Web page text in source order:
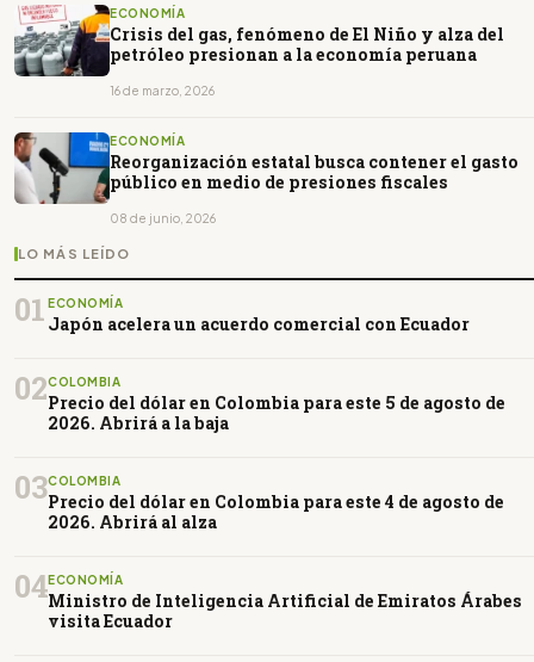
ECONOMÍA
Crisis del gas, fenómeno de El Niño y alza del
petróleo presionan a la economía peruana
16 de marzo, 2026
ECONOMÍA
Reorganización estatal busca contener el gasto
público en medio de presiones fiscales
08 de junio, 2026
LO MÁS LEÍDO
01 ECONOMÍA
Japón acelera un acuerdo comercial con Ecuador
02COLOMBIA
Precio del dólar en Colombia para este 5 de agosto de
2026. Abrirá a la baja
03COLOMBIA
Precio del dólar en Colombia para este 4 de agosto de
2026. Abrirá al alza
04ECONOMÍA
Ministro de Inteligencia Artificial de Emiratos Árabes
visita Ecuador